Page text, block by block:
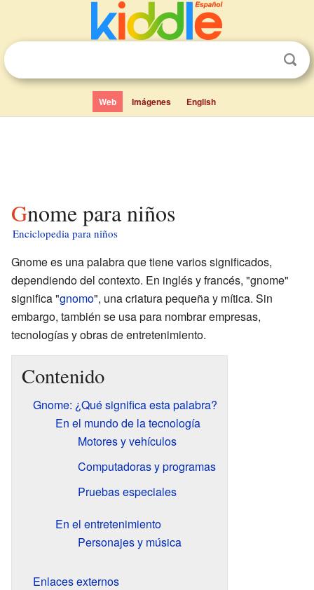
Web Imágenes English
Gnome para niños
Enciclopedia para niños
Gnome es una palabra que tiene varios significados,
dependiendo del contexto. En inglés y francés, "gnome"
significa "gnomo", una criatura pequeña y mítica. Sin
embargo, también se usa para nombrar empresas,
tecnologías y obras de entretenimiento.
Contenido
Gnome: ¿Qué significa esta palabra?
En el mundo de la tecnología
Motores y vehículos
Computadoras y programas
Pruebas especiales
En el entretenimiento
Personajes y música
Enlaces externos